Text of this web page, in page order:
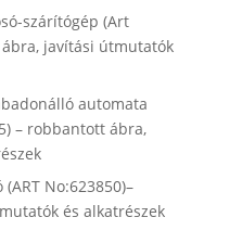
szárítógép (Art
javítási útmutatók
automata
– robbantott ábra,
No:623850)–
és alkatrészek